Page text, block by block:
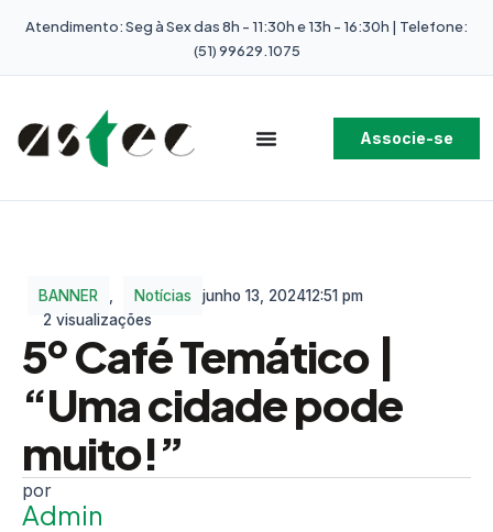
Atendimento: Seg à Sex das 8h - 11:30h e 13h - 16:30h | Telefone:
(51) 99629.1075
Associe-se
BANNER Notícias junho 13, 202412:51 pm
2 visualizações
5º Café Temático |
“Uma cidade pode
muito!”
Admin